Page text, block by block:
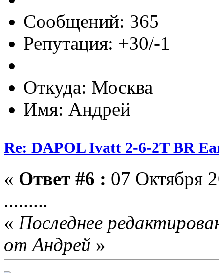
Сообщений: 365
Репутация: +30/-1
Откуда: Москва
Имя: Андрей
Re: DAPOL Ivatt 2-6-2T BR
« Ответ #6 : 07 Октября
.........
« Последнее
от Андрей »